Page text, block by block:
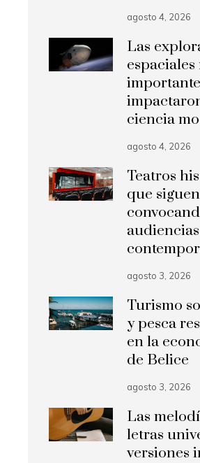
agosto 4, 2026
Las
espaciales
ciencia
agosto 4, 2026
Teatros
que siguen
audiencias
agosto 3, 2026
Turismo
y pesca
en la
de Belice
agosto 3, 2026
Las
letras
versiones